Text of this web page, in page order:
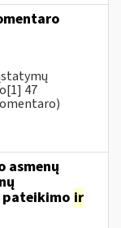
47
asmenų
pateikimo ir